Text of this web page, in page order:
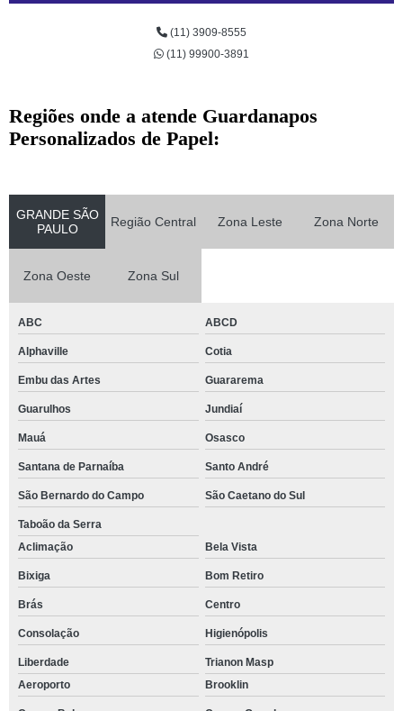
(11) 3909-8555
(11) 99900-3891
Regiões onde a atende Guardanapos
Personalizados de Papel:
GRANDE SÃO
PAULO
Região Central Zona Leste Zona Norte
Zona Oeste Zona Sul
ABC ABCD
Alphaville Cotia
Embu das Artes Guararema
Guarulhos Jundiaí
Mauá Osasco
Santana de Parnaíba Santo André
São Bernardo do Campo São Caetano do Sul
Taboão da Serra
Aclimação
Bela Vista
Bixiga Bom Retiro
Brás Centro
Consolação Higienópolis
Liberdade
Trianon Masp
Aeroporto
Brooklin